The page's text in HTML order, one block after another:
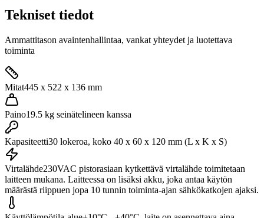
Tekniset tiedot
Ammattitason avaintenhallintaa, vankat yhteydet ja luotettava
toiminta
Mitat445 x 522 x 136 mm
Paino19.5 kg seinätelineen kanssa
Kapasiteetti30 lokeroa, koko 40 x 60 x 120 mm (L x K x S)
Virtalähde230VAC pistorasiaan kytkettävä virtalähde toimitetaan
laitteen mukana. Laitteessa on lisäksi akku, joka antaa käytön
määrästä riippuen jopa 10 tunnin toiminta-ajan sähkökatkojen ajaksi.